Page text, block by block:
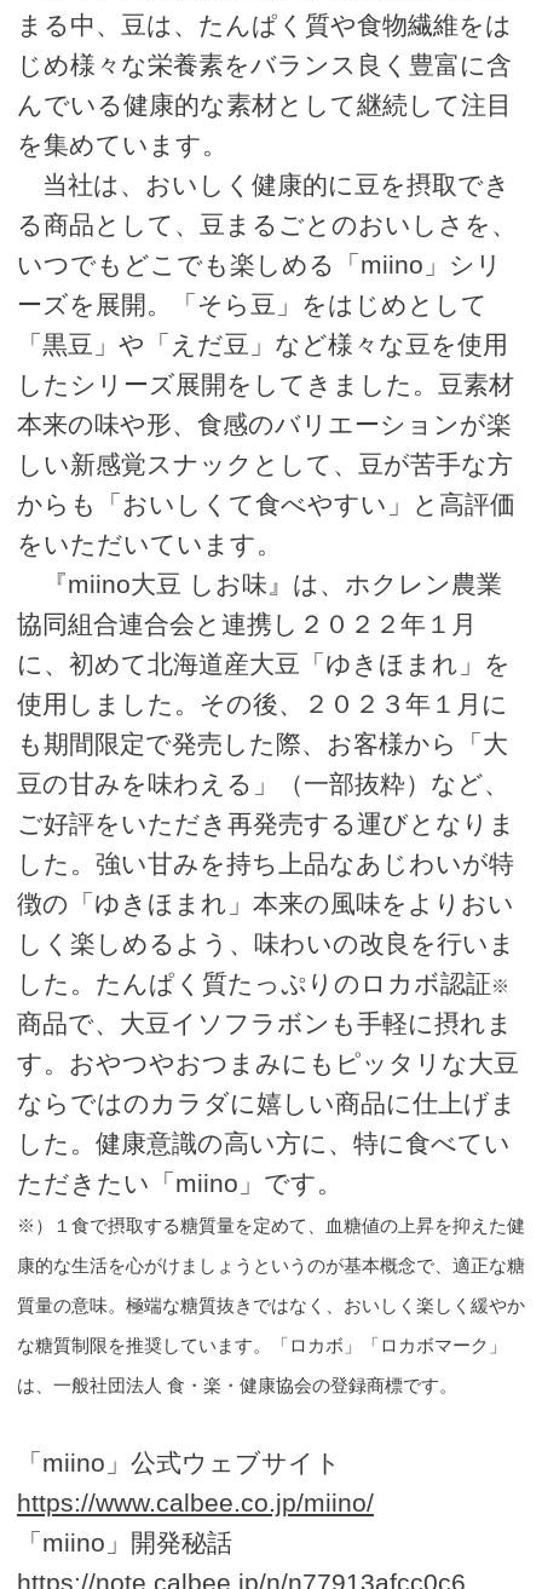
まる中、豆は、たんぱく質や食物繊維をは
じめ様々な栄養素をバランス良く豊富に含
んでいる健康的な素材として継続して注目
を集めています。
当社は、おいしく健康的に豆を摂取でき
る商品として、豆まるごとのおいしさを、
いつでもどこでも楽しめる「miino」シリ
ーズを展開。「そら豆」をはじめとして
「黒豆」や「えだ豆」など様々な豆を使用
したシリーズ展開をしてきました。豆素材
本来の味や形、食感のバリエーションが楽
しい新感覚スナックとして、豆が苦手な方
からも「おいしくて食べやすい」と高評価
をいただいています。
『miino大豆 しお味』は、ホクレン農業
協同組合連合会と連携し２０２２年１月
に、初めて北海道産大豆「ゆきほまれ」を
使用しました。その後、２０２３年１月に
も期間限定で発売した際、お客様から「大
豆の甘みを味わえる」（一部抜粋）など、
ご好評をいただき再発売する運びとなりま
した。強い甘みを持ち上品なあじわいが特
徴の「ゆきほまれ」本来の風味をよりおい
しく楽しめるよう、味わいの改良を行いま
した。たんぱく質たっぷりのロカボ認証※
商品で、大豆イソフラボンも手軽に摂れま
す。おやつやおつまみにもピッタリな大豆
ならではのカラダに嬉しい商品に仕上げま
した。健康意識の高い方に、特に食べてい
ただきたい「miino」です。
※）１食で摂取する糖質量を定めて、血糖値の上昇を抑えた健
康的な生活を心がけましょうというのが基本概念で、適正な糖
質量の意味。極端な糖質抜きではなく、おいしく楽しく緩やか
な糖質制限を推奨しています。「ロカボ」「ロカボマーク」
は、一般社団法人 食・楽・健康協会の登録商標です。
「miino」公式ウェブサイト
https://www.calbee.co.jp/miino/
「miino」開発秘話
https://note.calbee.jp/n/n77913afcc0c6